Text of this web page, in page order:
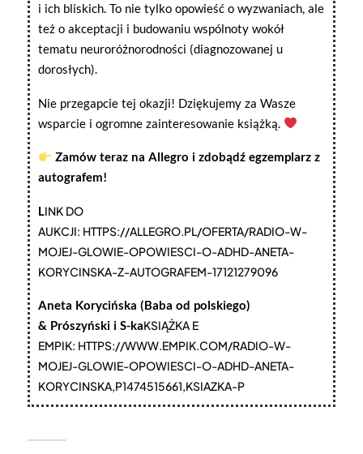
i ich bliskich. To nie tylko opowieść o wyzwaniach, ale
też o akceptacji i budowaniu wspólnoty wokół
tematu neuroróżnorodności (diagnozowanej u
dorosłych).
Nie przegapcie tej okazji! Dziękujemy za Wasze
wsparcie i ogromne zainteresowanie książką.
Zamów teraz na Allegro i zdobądź egzemplarz z
autografem!
LINK DO
AUKCJI: HTTPS://ALLEGRO.PL/OFERTA/RADIO-W-
MOJEJ-GLOWIE-OPOWIESCI-O-ADHD-ANETA-
KORYCINSKA-Z-AUTOGRAFEM-17121279096
Aneta Korycińska (Baba od polskiego)
& Prószyński i S-kaKSIĄŻKA E
EMPIK: HTTPS://WWW.EMPIK.COM/RADIO-W-
MOJEJ-GLOWIE-OPOWIESCI-O-ADHD-ANETA-
KORYCINSKA,P1474515661,KSIAZKA-P